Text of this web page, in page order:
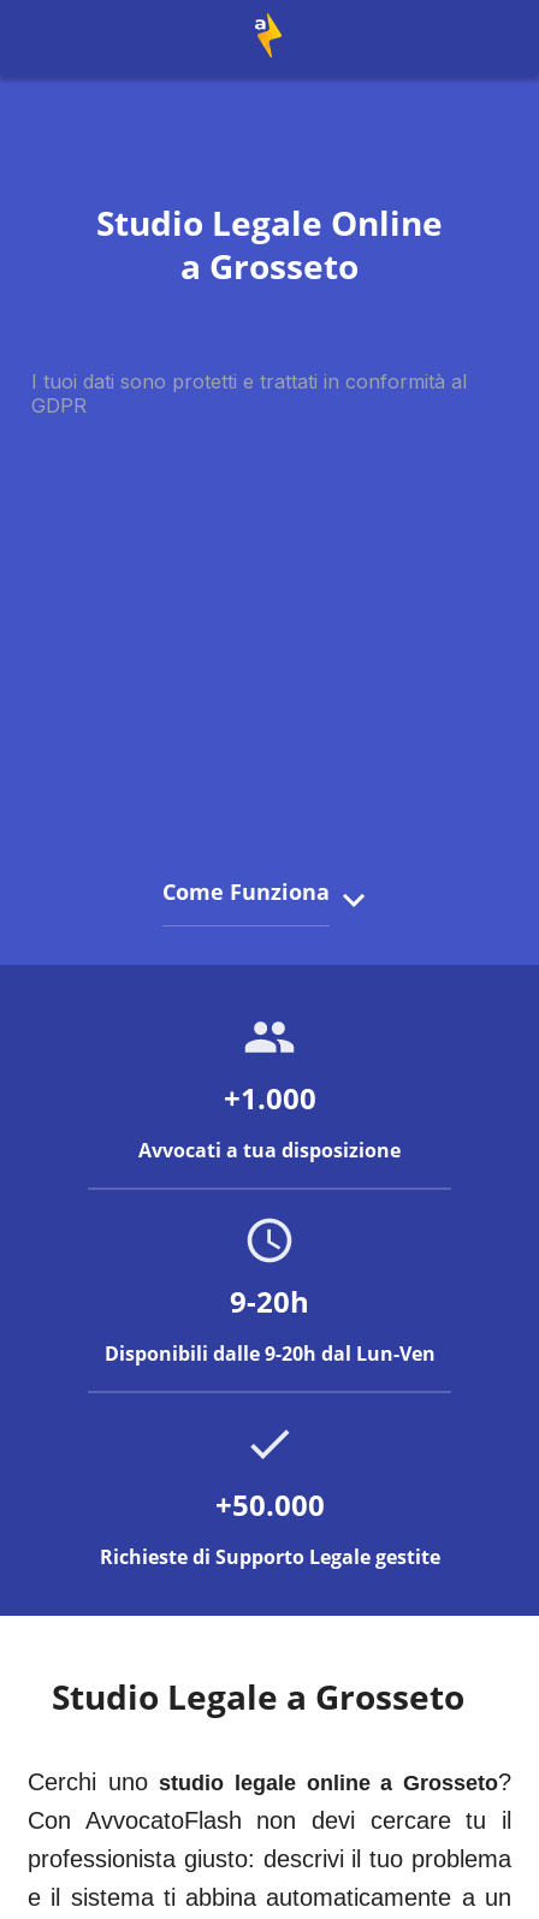
Studio Legale Online
a Grosseto
Come Funziona
+1.000
Avvocati a tua disposizione
9-20h
Disponibili dalle 9-20h dal Lun-Ven
+50.000
Richieste di Supporto Legale gestite
Studio Legale a Grosseto
Cerchi uno studio legale online aGrosseto?
Con AvvocatoFlash non devi cercare tu il
professionista giusto: descrivi il tuo problema
e il sistema ti abbina automaticamente a un